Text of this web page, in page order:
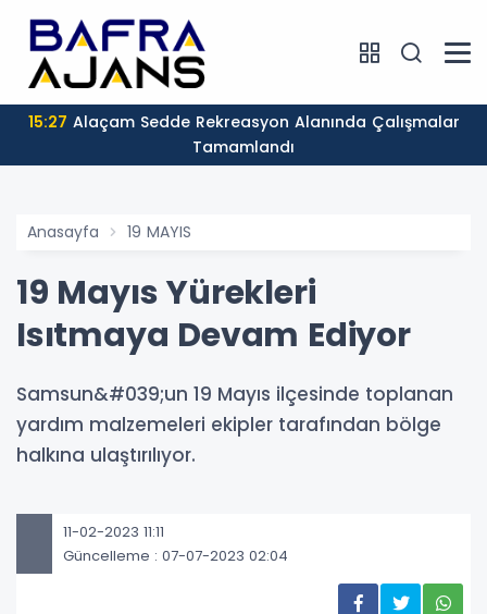
15:27
Tamamlandı
Anasayfa 19 MAYIS
19 Mayıs Yürekleri
Isıtmaya Devam Ediyor
Samsun&#039;un 19 Mayıs ilçesinde toplanan
yardım malzemeleri ekipler tarafından bölge
halkına ulaştırılıyor.
11-02-2023 11:11
Güncelleme : 07-07-2023 02:04